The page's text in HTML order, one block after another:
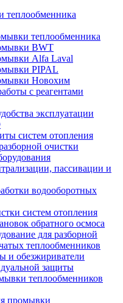
теплообменника
теплообменника
BWT
Alfa Laval
PIPAL
Новохим
с реагентами
эксплуатации
систем отопления
очистки
пассивации и
водооборотных
систем отопления
обратного осмоса
для разборной
теплообменников
и обезжириватели
защиты
теплообменников
промывки